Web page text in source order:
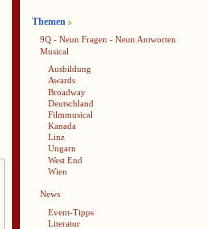
Themen
9Q - Neun Fragen - Neun Antworten
Musical
Ausbildung
Awards
Broadway
Deutschland
Filmmusical
Kanada
Linz
Ungarn
West End
Wien
News
Event-Tipps
Literatur